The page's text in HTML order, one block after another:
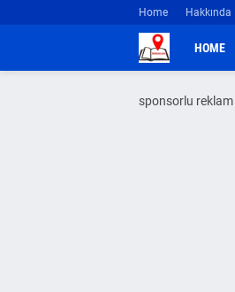
Home Hakkında
HOME
sponsorlu reklam